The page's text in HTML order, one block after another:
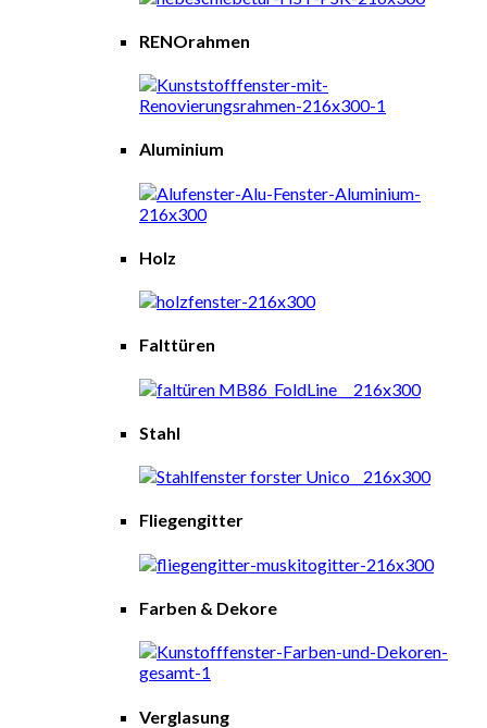
RENOrahmen
Aluminium
Holz
Falttüren
Stahl
Fliegengitter
Farben & Dekore
Verglasung